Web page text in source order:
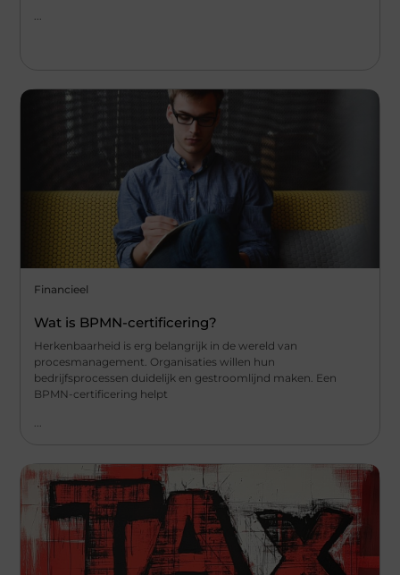
Financieel
Wat is BPMN-certificering?
Herkenbaarheid is erg belangrijk in de wereld van
procesmanagement. Organisaties willen hun
bedrijfsprocessen duidelijk en gestroomlijnd maken. Een
BPMN-certificering helpt
...